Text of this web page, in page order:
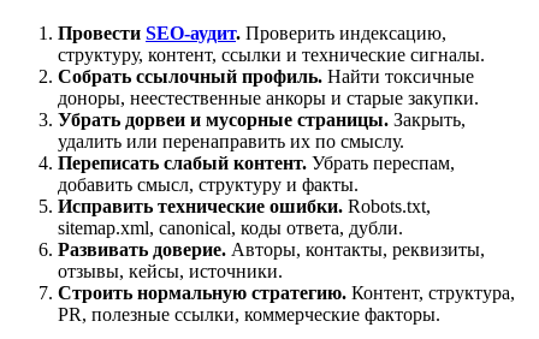
Провести SEO-аудит. Проверить индексацию,
структуру, контент, ссылки и технические сигналы.
Собрать ссылочный профиль. Найти токсичные
доноры, неестественные анкоры и старые закупки.
Убрать дорвеи и мусорные страницы. Закрыть,
удалить или перенаправить их по смыслу.
Переписать слабый контент. Убрать переспам,
добавить смысл, структуру и факты.
Исправить технические ошибки. Robots.txt,
sitemap.xml, canonical, коды ответа, дубли.
Развивать доверие. Авторы, контакты, реквизиты,
отзывы, кейсы, источники.
Строить нормальную стратегию. Контент, структура,
PR, полезные ссылки, коммерческие факторы.